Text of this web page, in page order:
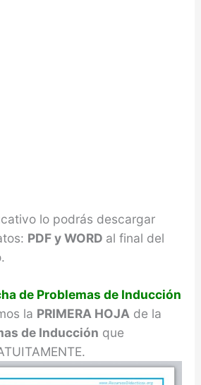
lo podrás descargar
PDF y WORD al final del
de Problemas de Inducción
la PRIMERA HOJA de la
de Inducción que